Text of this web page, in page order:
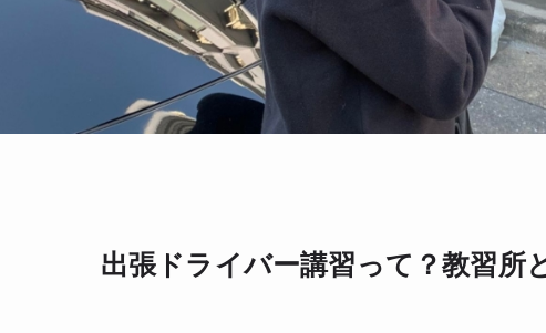
出張ドライバー講習って？教習所